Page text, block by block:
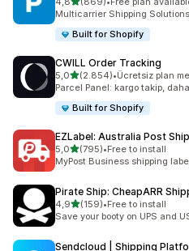
toplam 869 değerlendirme
Multicarrier Shipping
Built for Shopify
CWILL Order Tracking
5,05 yıldız üzerinden
(2.854)
toplam 2854 değerlendirme
•Ücretsiz plan
Parcel Panel: kargo takip,
Built for Shopify
EZLabel: Australia Post Ship
5,05 yıldız üzerinden
(795)
toplam 795 değerlendirme
•Free to install
MyPost Business shipping
Pirate Ship: CheapARR
4,95 yıldız üzerinden
(159)
toplam 159 değerlendirme
•Free to install
Save your booty on UPS and
Sendcloud | Shipping